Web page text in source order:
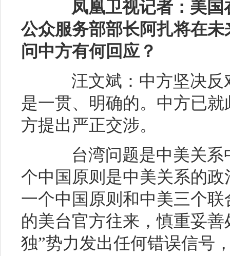
凤凰卫视记者：美国
公众服务部部长阿扎将在
问中方有何回应？
汪文斌：中方坚决反
是一贯、明确的。中方已
方提出严正交涉。
台湾问题是中美关系
个中国原则是中美关系的
一个中国原则和中美三个
的美台官方往来，慎重妥
独”势力发出任何错误信号